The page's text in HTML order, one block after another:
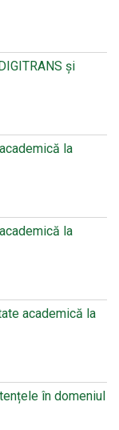
și
la
la
academică la
în domeniul